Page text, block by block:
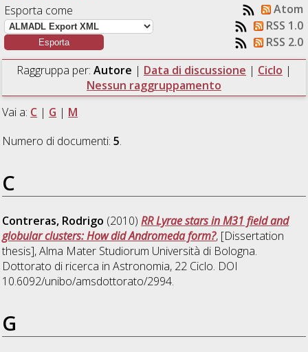
Esporta come
Atom
RSS 1.0
RSS 2.0
Raggruppa per: Autore | Data di discussione | Ciclo |
Nessun raggruppamento
Vai a: C | G | M
Numero di documenti:5.
C
Contreras, Rodrigo (2010)RR Lyrae stars in M31 field and
globular clusters: How did Andromeda form?, [Dissertation
thesis], Alma Mater Studiorum Università di Bologna.
Dottorato di ricerca inAstronomia, 22 Ciclo. DOI
10.6092/unibo/amsdottorato/2994.
G